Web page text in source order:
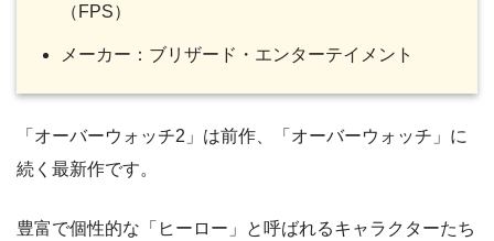
（FPS）
メーカー：ブリザード・エンターテイメント
「オーバーウォッチ2」は前作、「オーバーウォッチ」に
続く最新作です。
豊富で個性的な「ヒーロー」と呼ばれるキャラクターたち